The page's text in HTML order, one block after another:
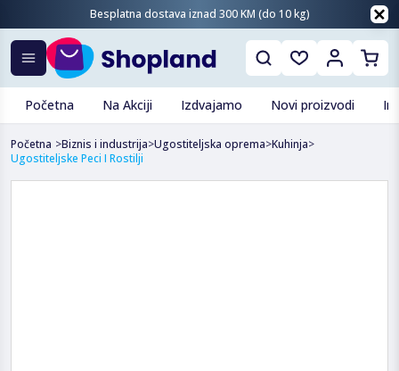
Besplatna dostava iznad 300 KM (do 10 kg)
Početna Na Akciji Izdvajamo Novi proizvodi
Početna >Biznis i industrija>Ugostiteljska oprema>Kuhinja>
Ugostiteljske Peci I Rostilji